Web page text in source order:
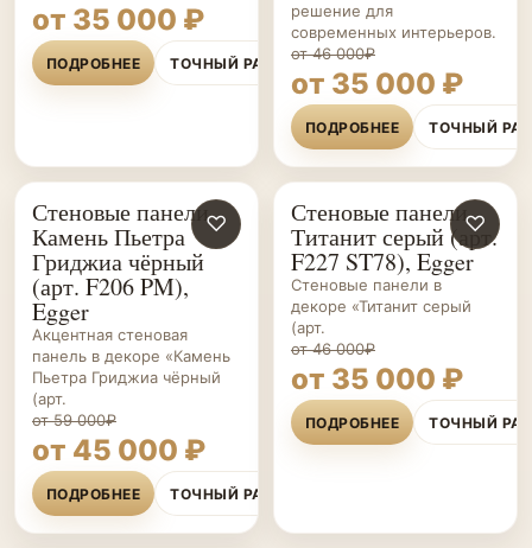
от 35 000 ₽
ПОДРОБНЕЕ ТОЧНЫЙ РАСЧЁТ
решение для
современных интерьеров.
от 46 000₽
от 35 000 ₽
ПОДРОБНЕЕ ТОЧНЫЙ
СТЕНОВЫЕ
ПАНЕЛИ НА ЗАКАЗ
♡
Стеновые панели
Камень Пьетра
Гриджиа чёрный
(арт. F206 PM),
Egger
Акцентная стеновая
панель в декоре «Камень
Пьетра Гриджиа чёрный
(арт.
от 59 000₽
от 45 000 ₽
ПОДРОБНЕЕ ТОЧНЫЙ РАСЧЁТ
СТЕНОВЫЕ
ПАНЕЛИ НА ЗАКАЗ
♡
Стеновые панели
Титанит серый (арт.
F227 ST78), Egger
Стеновые панели в
декоре «Титанит серый
(арт.
от 46 000₽
от 35 000 ₽
ПОДРОБНЕЕ ТОЧНЫЙ